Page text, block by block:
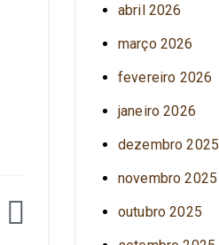
abril 2026
março 2026
fevereiro 2026
janeiro 2026
dezembro 2025
novembro 2025
outubro 2025